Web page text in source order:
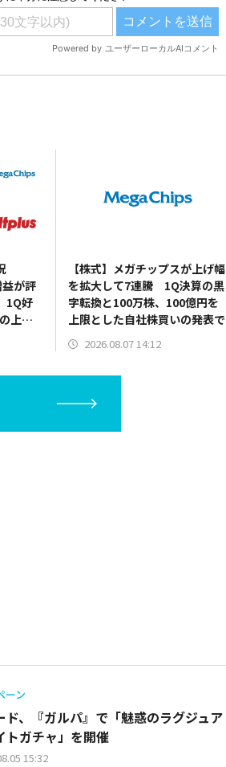
が評
1Q好
上方
コ
【株式】メガチップスが上げ幅
を拡大して7連騰 1Q決算の黒
字転換と100万株、100億円を
上限とした自社株買いの発表で
2026.08.07 14:12
ーン
ド、『ガルパ』で「魅惑のラグジュア
トガチャ」を開催
15:32